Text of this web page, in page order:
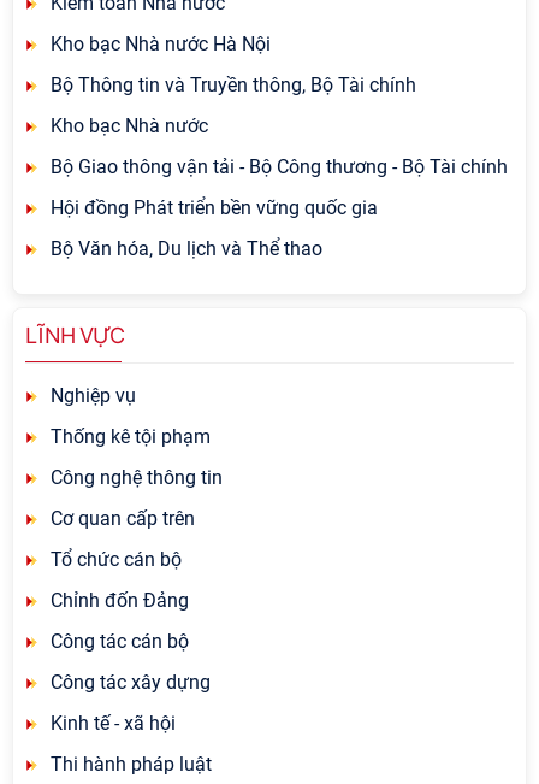
Kho bạc Nhà nước Hà Nội
Bộ Thông tin và Truyền thông, Bộ Tài chính
Kho bạc Nhà nước
Bộ Giao thông vận tải - Bộ Công thương - Bộ Tài chính
Hội đồng Phát triển bền vững quốc gia
Bộ Văn hóa, Du lịch và Thể thao
LĨNH VỰC
Nghiệp vụ
Thống kê tội phạm
Công nghệ thông tin
Cơ quan cấp trên
Tổ chức cán bộ
Chỉnh đốn Đảng
Công tác cán bộ
Công tác xây dựng
Kinh tế - xã hội
Thi hành pháp luật